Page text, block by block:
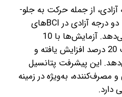
آزادی، از جمله حرکت به جلو-
عقب و چرخش، در مقایسه با دو درجه آزادی در BCIهای
سنتی، قابلیت‌ها را افزایش می‌دهد. آزمایش‌ها با 10
شرکت‌کننده نشان داد که دقت 20 درصد افزایش یافته و
این پیشرفت پتانسیل
مصرف‌کننده، به‌ویژه در زمینه
دارد.